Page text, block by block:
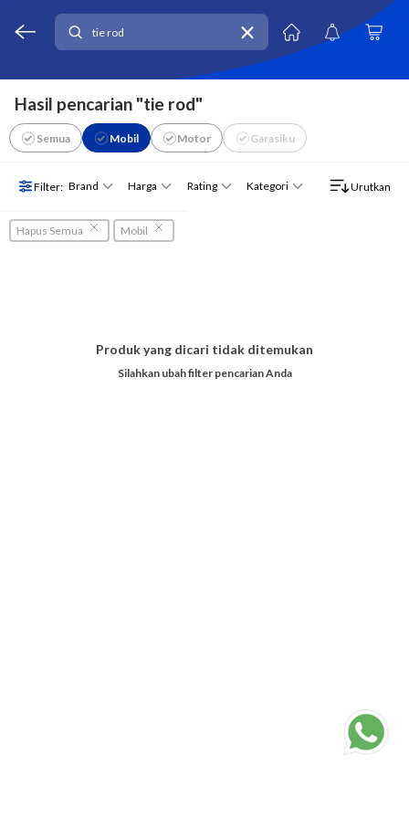
Hasil pencarian "tie rod"
Semua Mobil Motor Garasiku
Filter: Brand Harga Rating Kategori Urutkan
Hapus Semua Mobil
Produk yang dicari tidak ditemukan
Silahkan ubah filter pencarian Anda